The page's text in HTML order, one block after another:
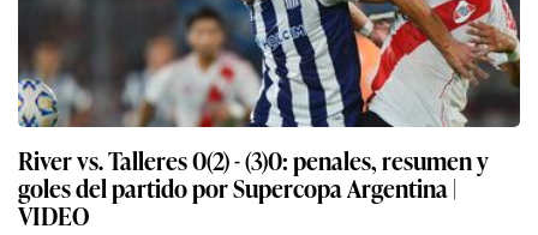
River vs. Talleres 0(2) - (3)0: penales, resumen y
goles del partido por Supercopa Argentina |
VIDEO